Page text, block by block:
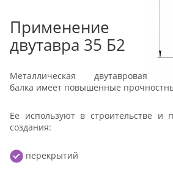
Применение
двутавра 35 Б2
Металлическая двутавровая
балка имеет повышенные
Ее используют в строительстве и
создания:
перекрытий